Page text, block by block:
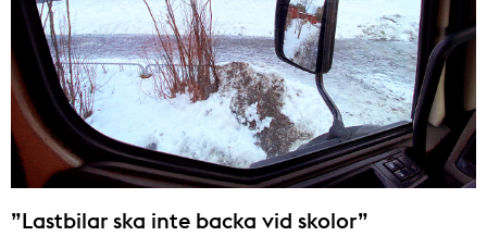
”Lastbilar ska inte backa vid skolor”